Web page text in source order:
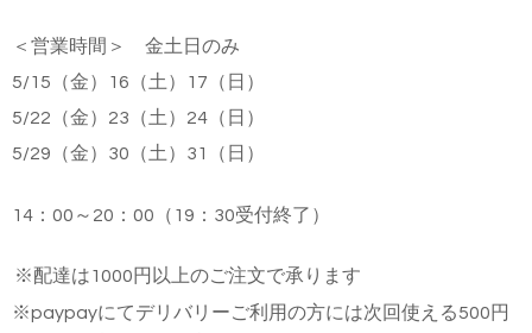
＜営業時間＞ 金土日のみ
5/15（金）16（土）17（日）
5/22 （金） 23 （土） 24 （日）
5/29 （金） 30 （土） 31 （日）
14：00～20：00（19：30受付終了）
※配達は1000円以上のご注文で承ります
※paypayにてデリバリーご利用の方には次回使える500円